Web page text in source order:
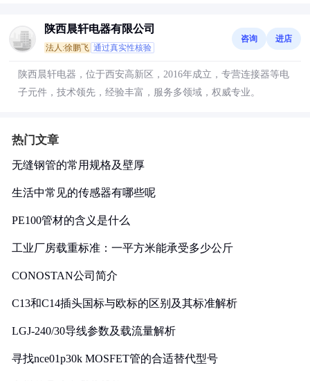
陕西晨轩电器有限公司
法人:徐鹏飞 通过真实性核验
咨询 进店
陕西晨轩电器，位于西安高新区，2016年成立，专营连接器等电
子元件，技术领先，经验丰富，服务多领域，权威专业。
热门文章
无缝钢管的常用规格及壁厚
生活中常见的传感器有哪些呢
PE100管材的含义是什么
工业厂房载重标准：一平方米能承受多少公斤
CONOSTAN公司简介
C13和C14插头国标与欧标的区别及其标准解析
LGJ-240/30导线参数及载流量解析
寻找nce01p30k MOSFET管的合适替代型号